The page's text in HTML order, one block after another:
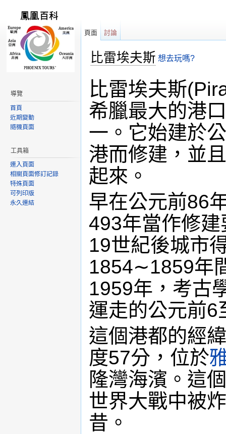
比雷埃夫斯 想去玩嗎?
比雷埃夫斯
希臘最大的港
一。它始建於
港而修建，並
起來。
早在公元前86
493年當作修
19世紀後城市
1854∼1859年
1959年，考古
運走的公元前6
這個港都的經
度57分，位於
隆灣海濱。這
世界大戰中被
昔。
頁面 討論
導覽
首頁
近期變動
隨機頁面
工具箱
連入頁面
相關頁面修訂記錄
特殊頁面
可列印版
永久連結